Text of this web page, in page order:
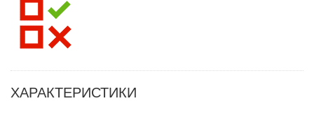
ХАРАКТЕРИСТИКИ